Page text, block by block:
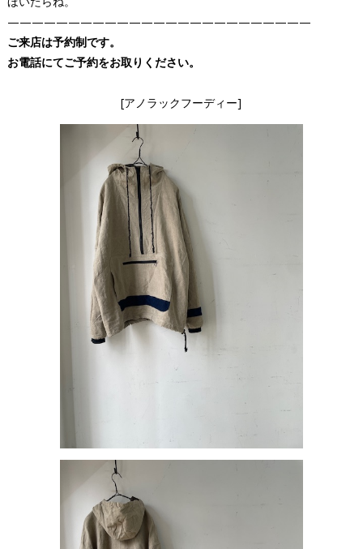
—————————————————————————
ご来店は予約制です。
お電話にてご予約をお取りください。
[アノラックフーディー]